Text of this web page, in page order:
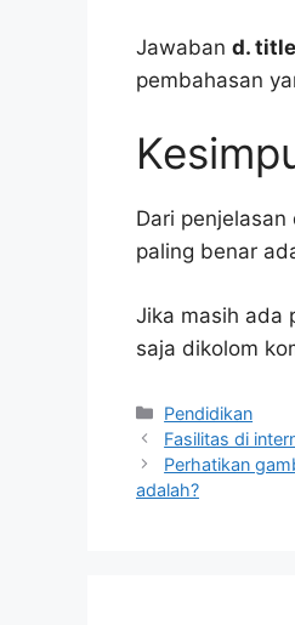
Jawaban d.
pembahasan
Dari
paling benar
Jika masih ada
saja dikolom
Kategori
Pendidikan
Fasilitas di
Perhatikan
adalah?